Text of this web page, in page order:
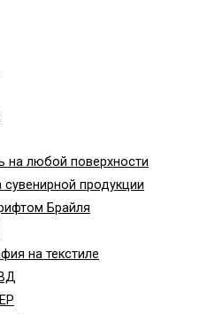
на любой поверхности
сувенирной продукции
Брайля
на текстиле